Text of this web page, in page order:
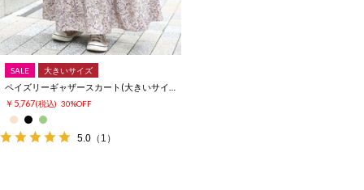
SALE 大きいサイズ
￥5,767(税込) 30%OFF
5.0 （1）